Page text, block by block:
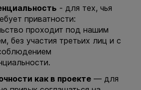
- для тех, чья
приватности:
проходит под нашим
без участия третьих лиц и с
как в проекте— для